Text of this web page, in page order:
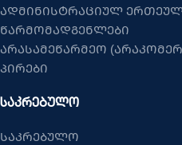
ადმინისტრაციულ
წარმომადგენლები
არასამეწარმეო
პირები
ᲡᲐᲙᲠᲔᲑᲣᲚᲝ
საკრებულო